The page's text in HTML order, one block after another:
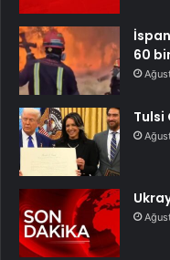
60
Tulsi